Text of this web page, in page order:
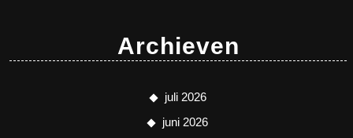
Archieven
juli 2026
juni 2026